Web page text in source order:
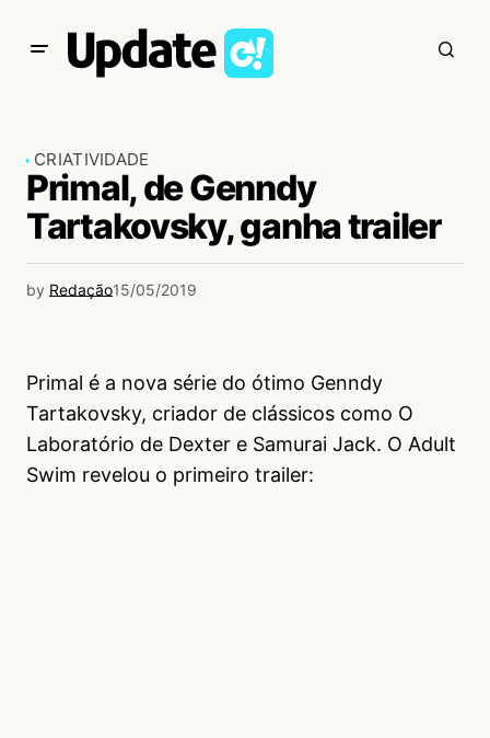
CRIATIVIDADE
Primal, de Genndy
Tartakovsky, ganha trailer
by Redação15/05/2019
Primal é a nova série do ótimo Genndy
Tartakovsky, criador de clássicos como O
Laboratório de Dexter e Samurai Jack. O Adult
Swim revelou o primeiro trailer: